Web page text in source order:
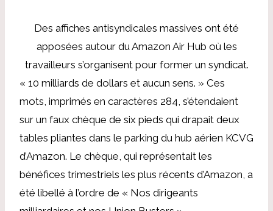
Des affiches antisyndicales massives ont été
apposées autour du Amazon Air Hub où les
travailleurs s’organisent pour former un syndicat.
« 10 milliards de dollars et aucun sens. » Ces
mots, imprimés en caractères 284, s’étendaient
sur un faux chèque de six pieds qui drapait deux
tables pliantes dans le parking du hub aérien KCVG
d’Amazon. Le chèque, qui représentait les
bénéfices trimestriels les plus récents d’Amazon, a
été libellé à l’ordre de « Nos dirigeants